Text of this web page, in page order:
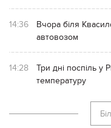
14:36
Вчора біля
автовозом
14:28
Три дні поспіль у
температуру